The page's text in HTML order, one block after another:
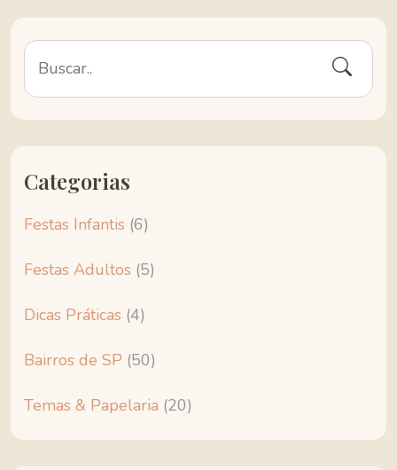
Categorias
Festas Infantis (6)
Festas Adultos (5)
Dicas Práticas (4)
Bairros de SP (50)
Temas & Papelaria (20)